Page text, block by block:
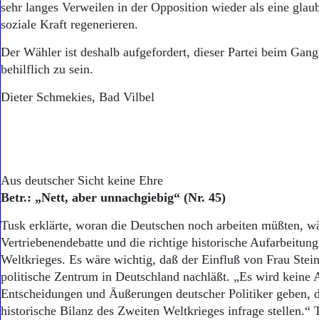
sehr langes Verweilen in der Opposition wieder als eine
soziale Kraft regenerieren.
Der Wähler ist deshalb aufgefordert, dieser Partei beim
behilflich zu sein.
Dieter Schmekies, Bad Vilbel
Aus deutscher Sicht keine Ehre
Betr.: „Nett, aber unnachgiebig“ (Nr. 45)
Tusk erklärte, woran die Deutschen noch arbeiten müßten,
Vertriebenendebatte und die richtige historische
Weltkrieges. Es wäre wichtig, daß der Einfluß von Frau
politische Zentrum in Deutschland nachläßt. „Es wird keine
Entscheidungen und Äußerungen deutscher Politiker geben,
historische Bilanz des Zweiten Weltkrieges infrage stellen.“